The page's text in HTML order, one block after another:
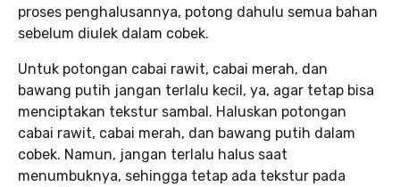
proses penghalusannya, potong dahulu semua bahan
sebelum diulek dalam cobek.
Untuk potongan cabai rawit, cabai merah, dan
bawang putih jangan terlalu kecil, ya, agar tetap bisa
menciptakan tekstur sambal. Haluskan potongan
cabai rawit, cabai merah, dan bawang putih dalam
cobek. Namun, jangan terlalu halus saat
menumbuknya, sehingga tetap ada tekstur pada